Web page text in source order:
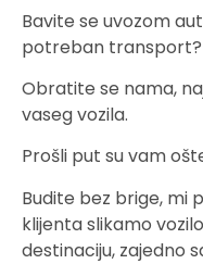
Bavite se uvozom
potreban transport?
Obratite se nama,
vaseg vozila.
Prošli put su vam
Budite bez brige, mi
klijenta slikamo
destinaciju, zajedno